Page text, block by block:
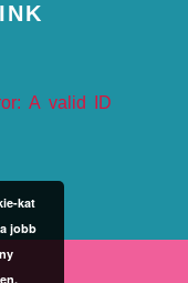
A valid ID
kat
jobb